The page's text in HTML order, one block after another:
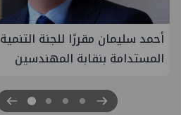
أحمد سليمان مقررًا للجنة التنمية
المستدامة بنقابة المهندسين